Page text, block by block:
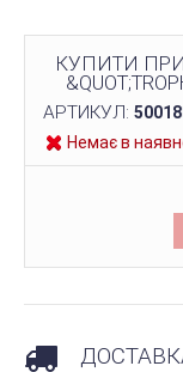
КУПИТИ
АРТИКУЛ:
Немає в